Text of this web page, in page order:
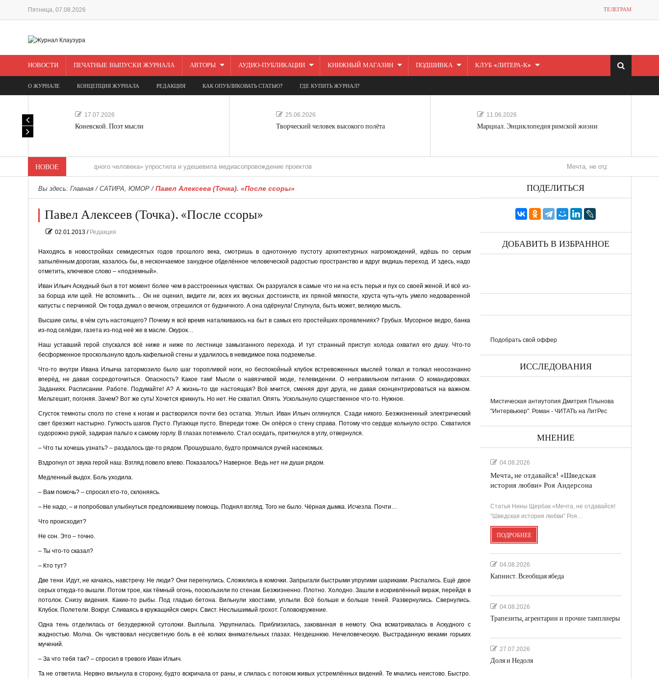
Пятница, 07.08.2026 ТЕЛЕГРАМ
НОВОСТИ ПЕЧАТНЫЕ ВЫПУСКИ ЖУРНАЛА АВТОРЫ АУДИО-ПУБЛИКАЦИИ КНИЖНЫЙ МАГАЗИН ПОДШИВКА КЛУБ «ЛИТЕРА-К»
О ЖУРНАЛЕ КОНЦЕПЦИЯ ЖУРНАЛА РЕДАКЦИЯ КАК ОПУБЛИКОВАТЬ СТАТЬЮ? ГДЕ КУПИТЬ ЖУРНАЛ?
17.07.2026
Коневской. Поэт мысли
25.06.2026
Творческий человек высокого полёта
11.06.2026
Марциал. Энциклопедия римской жизни
НОВОЕ
«Редакция одного человека» упростила и удешевила медиасопровождение проектов Мечта, не отдавайся! «Шведская
Вы здесь: Главная/ САТИРА, ЮМОР/ Павел Алексеев (Точка). «После ссоры»
Павел Алексеев (Точка). «После ссоры»
02.01.2013/ Редакция
Находясь в новостройках семидесятых годов прошлого века, смотришь в однотонную пустоту архитектурных нагромождений, идёшь по серым
запылённым дорогам, казалось бы, в нескончаемое занудное обделённое человеческой радостью пространство и вдруг видишь переход. И здесь, надо
отметить, ключевое слово – «подземный».
Иван Ильич Аскудный был в тот момент более чем в расстроенных чувствах. Он разругался в самые что ни на есть перья и пух со своей женой. И всё из-
за борща или щей. Не вспомнить… Он не оценил, видите ли, всех их вкусных достоинств, их пряной мягкости, хруста чуть-чуть умело недоваренной
капусты с перчинкой. Он тогда думал о вечном, отрешился от будничного. А она одёрнула! Спугнула, быть может, великую мысль.
Высшие силы, в чём суть настоящего? Почему я всё время наталкиваюсь на быт в самых его простейших проявлениях? Грубых. Мусорное ведро, банка
из-под селёдки, газета из-под неё же в масле. Окурок…
Наш уставший герой спускался всё ниже и ниже по лестнице замызганного перехода. И тут странный приступ холода охватил его душу. Что-то
бесформенное проскользнуло вдоль кафельной стены и удалилось в невидимое пока подземелье.
Что-то внутри Ивана Ильича затормозило было шаг торопливой ноги, но беспокойный клубок встревоженных мыслей толкал и толкал неосознанно
вперёд, не давая сосредоточиться. Опасность? Какое там! Мысли о навязчивой моде, телевидении. О неправильном питании. О командировках.
Заданиях. Расписании. Работе. Подумайте! А? А жизнь-то где настоящая? Всё мчится, сменяя друг друга, не давая сконцентрироваться на важном.
Мельтешит, погоняя. Зачем? Вот же суть! Хочется крикнуть. Но нет. Не схватил. Опять. Ускользнуло существенное что-то. Нужное.
Сгусток темноты сполз по стене к ногам и растворился почти без остатка. Уплыл. Иван Ильич оглянулся. Сзади никого. Безжизненный электрический
свет брезжит настырно. Гулкость шагов. Пусто. Пугающе пусто. Впереди тоже. Он опёрся о стену справа. Потому что сердце кольнуло остро. Схватился
судорожно рукой, задирая пальто к самому горлу. В глазах потемнело. Стал оседать, приткнулся в углу, отвернулся.
– Что ты хочешь узнать? – раздалось где-то рядом. Прошуршало, будто промчался ручей насекомых.
Вздрогнул от звука герой наш. Взгляд повело влево. Показалось? Наверное. Ведь нет ни души рядом.
Медленный выдох. Боль уходила.
– Вам помочь? – спросил кто-то, склоняясь.
– Не надо, – и попробовал улыбнуться предложившему помощь. Поднял взгляд. Того не было. Чёрная дымка. Исчезла. Почти…
Что происходит?
Не сон. Это – точно.
– Ты что-то сказал?
– Кто тут?
Две тени. Идут, не качаясь, навстречу. Не люди? Они перегнулись. Сложились в комочки. Запрыгали быстрыми упругими шариками. Распались. Ещё двое
серых откуда-то вышли. Потом трое, как тёмный огонь, поскользили по стенам. Безжизненно. Плотно. Холодно. Зашли в искривлённый вираж, перейдя в
потолок. Снизу видения. Какие-то рыбы. Под гладью бетона. Вильнули хвостами, уплыли. Всё больше и больше теней. Развернулись. Свернулись.
Клубок. Полетели. Вокруг. Сливаясь в кружащийся смерч. Свист. Неслышимый грохот. Головокружение.
Одна тень отделилась от безудержной сутолоки. Выплыла. Укрупнилась. Приблизилась, закованная в немоту. Она всматривалась в Аскудного с
жадностью. Молча. Он чувствовал несусветную боль в её колких внимательных глазах. Нездешнюю. Нечеловеческую. Выстраданную веками горьких
мучений.
– За что тебя так? – спросил в тревоге Иван Ильич.
Та не ответила. Нервно вильнула в сторону, будто вскричала от раны, и слилась с потоком живых устремлённых видений. Те мчались неистово. Быстро.
ПОДЕЛИТЬСЯ
ДОБАВИТЬ В ИЗБРАННОЕ
Подобрать свой оффер
ИССЛЕДОВАНИЯ
Мистическая антиутопия Дмитрия Плынова
"Интервьюер". Роман - ЧИТАТЬ на ЛитРес
МНЕНИЕ
04.08.2026
Мечта, не отдавайся! «Шведская
история любви» Роя Андерсона
Статья Нины Щербак «Мечта, не отдавайся!
“Шведская история любви” Роя…
ПОДРОБНЕЕ
04.08.2026
Капнист. Всеобщая ябеда
04.08.2026
Трапезиты, агрентарии и прочие тамплиеры
27.07.2026
Доля и Недоля